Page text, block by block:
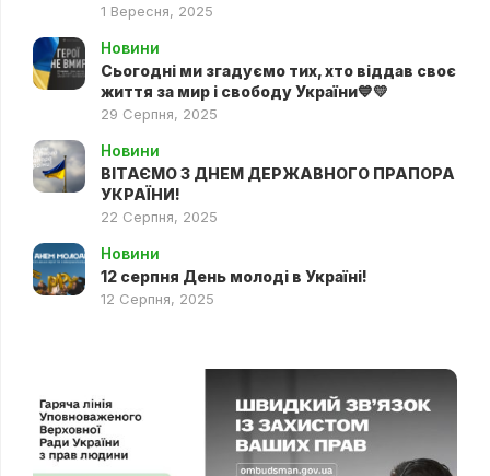
1 Вересня, 2025
Новини
Сьогодні ми згадуємо тих, хто віддав своє
життя за мир і свободу України💙💛
29 Серпня, 2025
Новини
ВІТАЄМО З ДНЕМ ДЕРЖАВНОГО ПРАПОРА
УКРАЇНИ!
22 Серпня, 2025
Новини
12 серпня День молоді в Україні!
12 Серпня, 2025